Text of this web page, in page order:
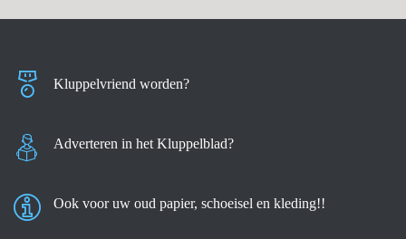
Kluppelvriend worden?
Adverteren in het Kluppelblad?
Ook voor uw oud papier, schoeisel en kleding!!